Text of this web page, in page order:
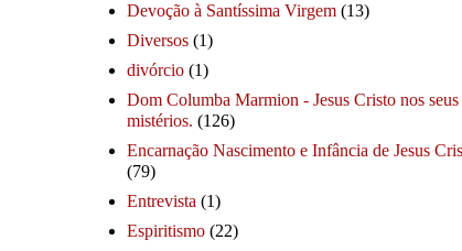
Devoção à Santíssima Virgem (13)
Diversos (1)
divórcio (1)
Dom Columba Marmion - Jesus Cristo nos seus
mistérios. (126)
Encarnação Nascimento e Infância de Jesus
(79)
Entrevista (1)
Espiritismo (22)